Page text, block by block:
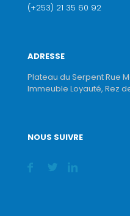
(+253) 21 35 60 92
ADRESSE
Plateau du Serpent Rue
Immeuble Loyauté, Rez
NOUS SUIVRE